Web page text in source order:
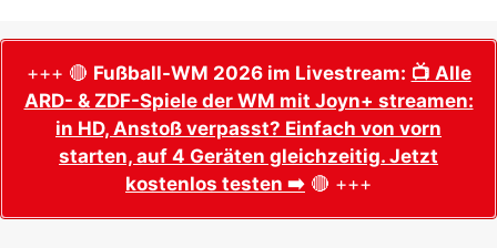
+++ 🔴 Fußball-WM 2026 im Livestream: 📺 Alle
ARD- & ZDF-Spiele der WM mit Joyn+ streamen:
in HD, Anstoß verpasst? Einfach von vorn
starten, auf 4 Geräten gleichzeitig. Jetzt
kostenlos testen ➡️ 🔴 +++